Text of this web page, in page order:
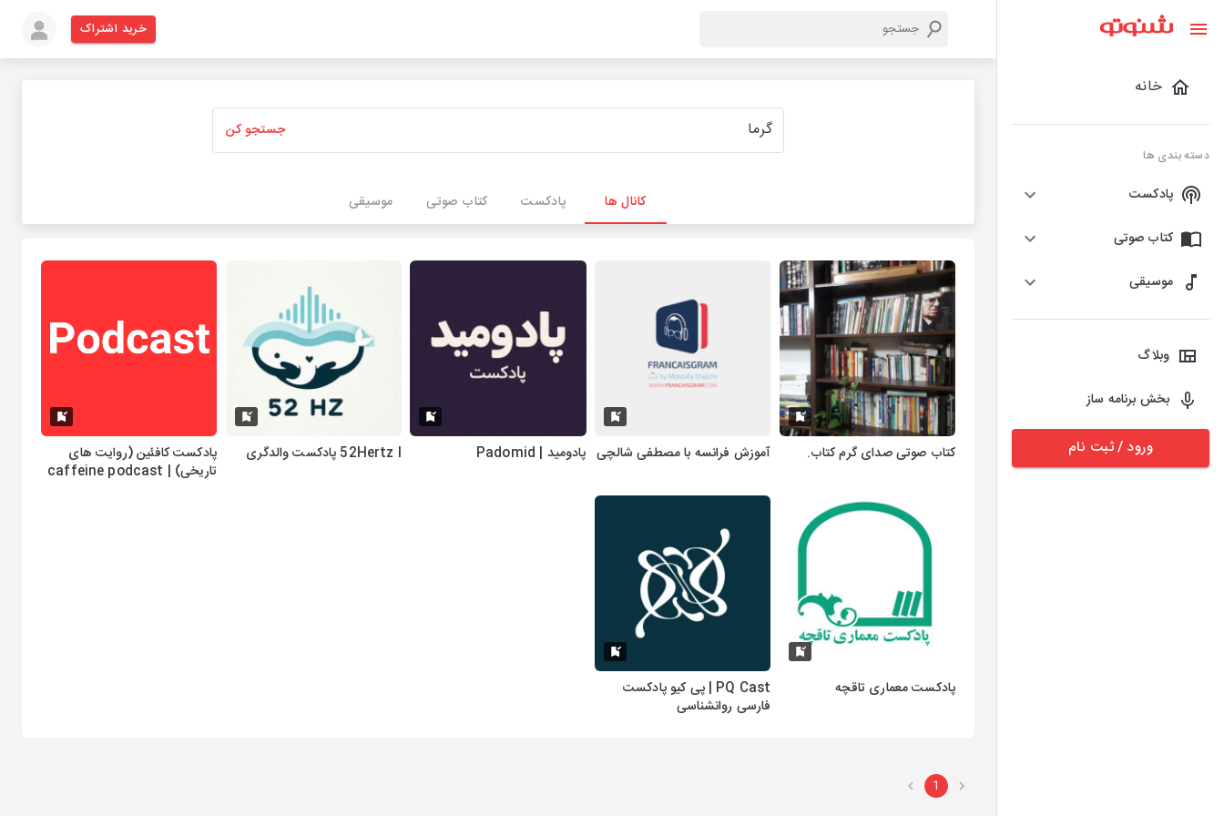
خانه
دسته بندی ها
پادکست
کتاب صوتی
موسیقی
وبلاگ
بخش برنامه ساز
ورود / ثبت نام
خرید اشتراک
جستجو کن
کانال ها پادکست کتاب صوتی موسیقی
کتاب صوتی صدای گرم کتاب. آموزش فرانسه با مصطفی شالچی پادومید | Padomid 52Hertz I پادکست والدگری
پادکست کافئین (روایت های
تاریخی) | caffeine podcast
پادکست معماری تاقچه
PQ Cast | پی کیو پادکست
فارسی روانشناسی
1